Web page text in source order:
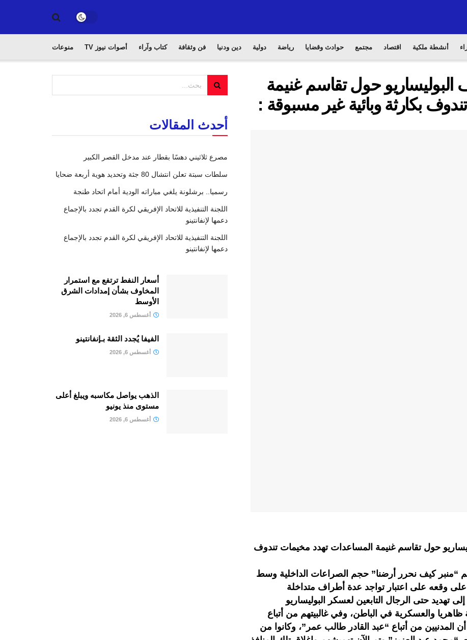
أنشطة ملكية اقتصاد مجتمع حوادث وقضايا رياضة دولية دين ودنيا فن وثقافة كتاب وآراء أصوات نيوز TV منوعات
حول تقاسم غنيمة
بكارثة وبائية غير مسبوقة :
حول تقاسم غنيمة المساعدات تهدد مخيمات تندوف
“منبر كيف نحرر أرضنا” حجم الصراعات الداخلية وسط
على وقعه على اعتبار تواجد عدة أطراف متداخلة
تهديد حتى الرجال التابعين لعسكر البوليساريو
ظاهريا والعسكرية في الباطن، وفي غالبيتهم من أتباع
المدنيين من أتباع “عبد القادر طالب عمر”، وكانوا من
أحدث المقالات
مصرع ثلاثيني دهسًا بقطار عند مدخل القصر الكبير
سلطات سبتة تعلن انتشال 80 جثة وتحديد هوية أربعة ضحايا
رسميا.. برشلونة يلغي مباراته الودية أمام اتحاد طنجة
اللجنة التنفيذية للاتحاد الإفريقي لكرة القدم تجدد بالإجماع
دعمها لإنفانتينو
اللجنة التنفيذية للاتحاد الإفريقي لكرة القدم تجدد بالإجماع
دعمها لإنفانتينو
أسعار النفط ترتفع مع استمرار
المخاوف بشأن إمدادات الشرق
الأوسط
أغسطس 6, 2026
الفيفا يُجدد الثقة بـإنفانتينو
أغسطس 6, 2026
الذهب يواصل مكاسبه ويبلغ أعلى
مستوى منذ يونيو
أغسطس 6, 2026